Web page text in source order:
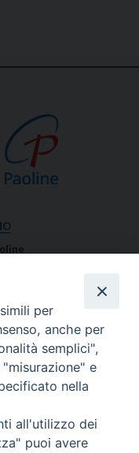
generale
PaolineOnline
per
anche per
semplici",
e
nella
all'utilizzo dei
puoi avere